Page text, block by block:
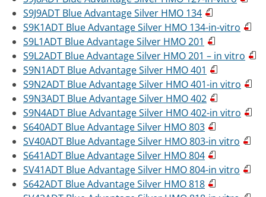
S9J9ADT Blue Advantage Silver HMO 134
S9K1ADT Blue Advantage Silver HMO 134-in-vitro
S9L1ADT Blue Advantage Silver HMO 201
S9L2ADT Blue Advantage Silver HMO 201 – in vitro
S9N1ADT Blue Advantage Silver HMO 401
S9N2ADT Blue Advantage Silver HMO 401-in vitro
S9N3ADT Blue Advantage Silver HMO 402
S9N4ADT Blue Advantage Silver HMO 402-in vitro
S640ADT Blue Advantage Silver HMO 803
SV40ADT Blue Advantage Silver HMO 803-in vitro
S641ADT Blue Advantage Silver HMO 804
SV41ADT Blue Advantage Silver HMO 804-in vitro
S642ADT Blue Advantage Silver HMO 818